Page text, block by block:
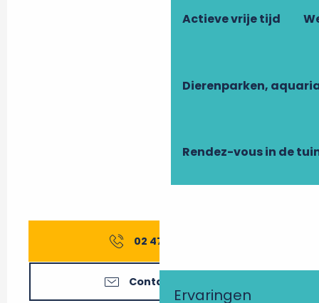
Actieve vrije tijd
Dierenparken,
Rendez-vous in de
Ervaringen
02 47 27 56
Contacteer ons